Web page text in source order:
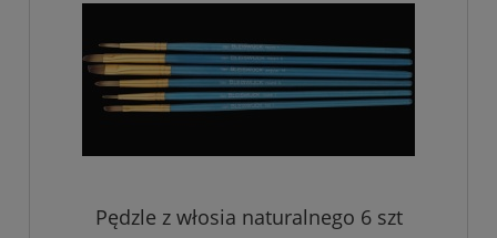
Pędzle z włosia naturalnego 6 szt